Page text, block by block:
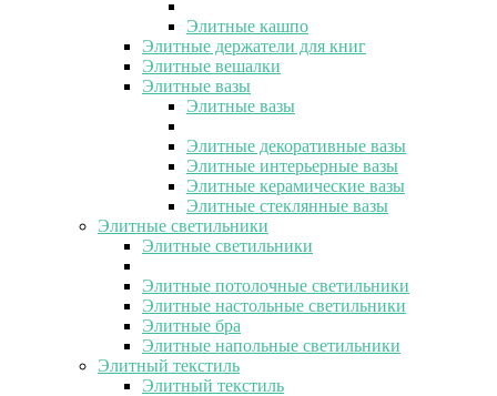
Элитные кашпо
Элитные держатели для книг
Элитные вешалки
Элитные вазы
Элитные вазы
Элитные декоративные вазы
Элитные интерьерные вазы
Элитные керамические вазы
Элитные стеклянные вазы
Элитные светильники
Элитные светильники
Элитные потолочные светильники
Элитные настольные светильники
Элитные бра
Элитные напольные светильники
Элитный текстиль
Элитный текстиль